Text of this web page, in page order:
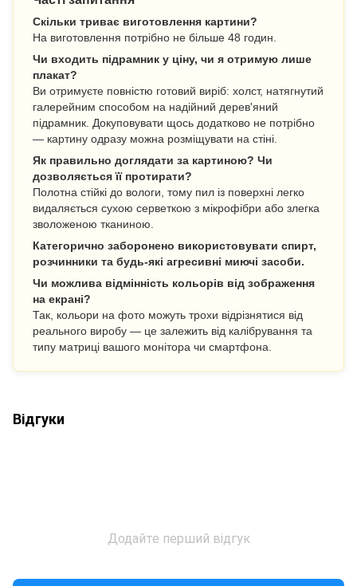
Скільки триває виготовлення картини?
На виготовлення потрібно не більше 48 годин.
Чи входить підрамник у ціну, чи я отримую лише
плакат?
Ви отримуєте повністю готовий виріб: холст, натягнутий
галерейним способом на надійний дерев'яний
підрамник. Докуповувати щось додатково не потрібно
— картину одразу можна розміщувати на стіні.
Як правильно доглядати за картиною? Чи
дозволяється її протирати?
Полотна стійкі до вологи, тому пил із поверхні легко
видаляється сухою серветкою з мікрофібри або злегка
зволоженою тканиною.
Категорично заборонено використовувати спирт,
розчинники та будь-які агресивні миючі засоби.
Чи можлива відмінність кольорів від зображення
на екрані?
Так, кольори на фото можуть трохи відрізнятися від
реального виробу — це залежить від калібрування та
типу матриці вашого монітора чи смартфона.
Відгуки
Додайте перший відгук